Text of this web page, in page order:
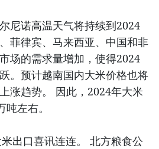
尼诺高温天气将持续到2024
菲律宾、马来西亚、中国和非
场的需求量增加，使得2024
。预计越南国内大米价格也将
涨趋势。 因此，2024年大米
左右。
出口喜讯连连。 北方粮食公